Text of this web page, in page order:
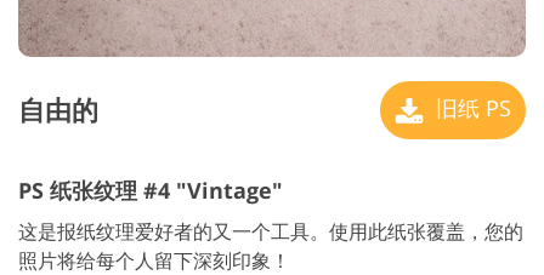
自由的 旧纸 PS
PS 纸张纹理 #4 "Vintage"
这是报纸纹理爱好者的又一个工具。使用此纸张覆盖，您的
照片将给每个人留下深刻印象！